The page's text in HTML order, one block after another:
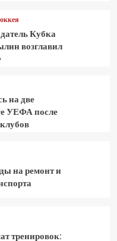
Кубка
возглавил
на две
УЕФА после
на ремонт и
тренировок: